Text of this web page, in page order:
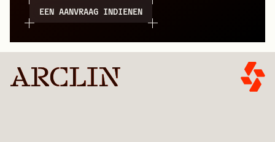
EEN AANVRAAG INDIENEN